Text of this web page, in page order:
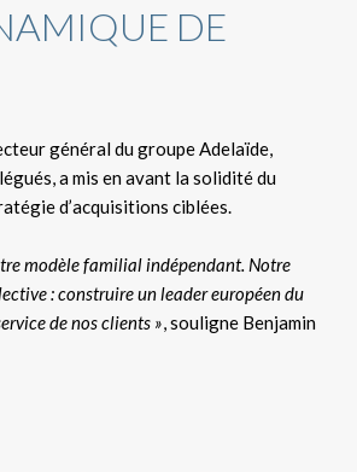
DE
général du groupe Adelaïde,
a mis en avant la solidité du
d’acquisitions ciblées.
modèle familial indépendant. Notre
: construire un leader européen du
de nos clients », souligne Benjamin